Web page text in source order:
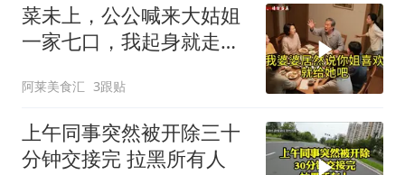
菜未上，公公喊来大姑姐
一家七口，我起身就走，
阿莱美食汇 3跟贴
上午同事突然被开除三十
分钟交接完 拉黑所有人